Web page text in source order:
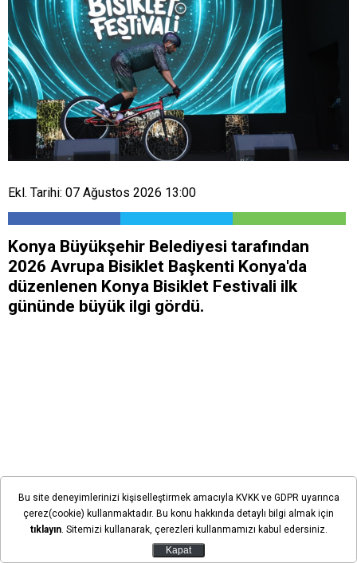
Ekl. Tarihi: 07 Ağustos 2026 13:00
Konya Büyükşehir Belediyesi tarafından
2026 Avrupa Bisiklet Başkenti Konya'da
düzenlenen Konya Bisiklet Festivali ilk
gününde büyük ilgi gördü.
Bu site deneyimlerinizi kişiselleştirmek amacıyla KVKK ve GDPR uyarınca
çerez(cookie) kullanmaktadır. Bu konu hakkında detaylı bilgi almak için
tıklayın. Sitemizi kullanarak, çerezleri kullanmamızı kabul edersiniz.
Kapat